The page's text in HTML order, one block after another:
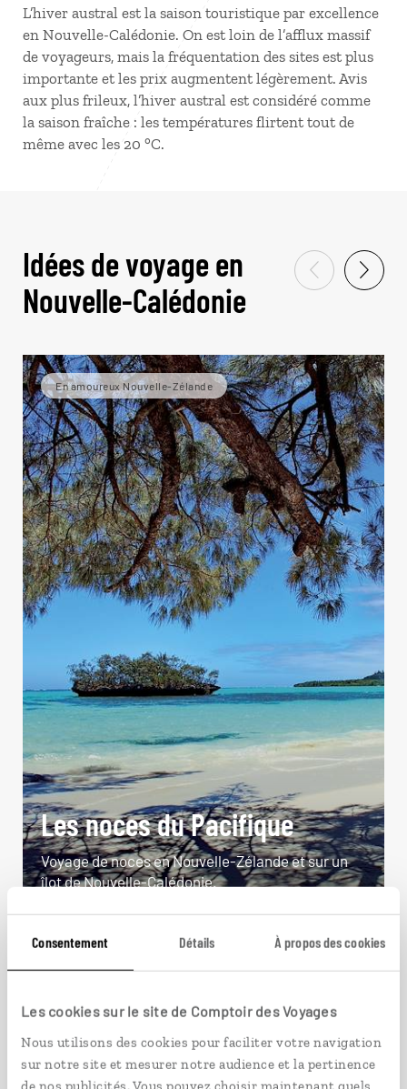
Consentement Détails À propos des cookies
Les cookies sur le site de Comptoir des Voyages
Nous utilisons des cookies pour faciliter votre navigation
sur notre site et mesurer notre audience et la pertinence
de nos publicités. Vous pouvez choisir maintenant quels
L’hiver austral est la saison touristique par excellence
en Nouvelle-Calédonie. On est loin de l’afflux massif
de voyageurs, mais la fréquentation des sites est plus
importante et les prix augmentent légèrement. Avis
aux plus frileux, l’hiver austral est considéré comme
la saison fraîche : les températures flirtent tout de
même avec les 20 °C.
Idées de voyage en
Nouvelle-Calédonie
En amoureux Nouvelle-Zélande
Les noces du Pacifique
Voyage de noces en Nouvelle-Zélande et sur un
îlot de Nouvelle-Calédonie.
23 jours / 19 nuits
à partir de 6200€
VOIR NOS 5 IDÉES DE VOYAGE EN NOUVELLE-
CALÉDONIE